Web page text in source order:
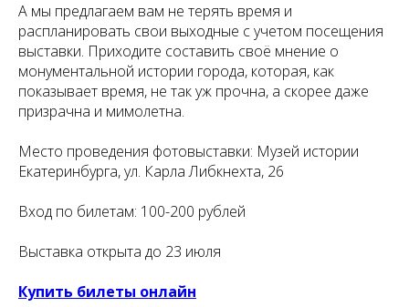
А мы предлагаем вам не терять время и
распланировать свои выходные с учетом посещения
выставки. Приходите составить своё мнение о
монументальной истории города, которая, как
показывает время, не так уж прочна, а скорее даже
призрачна и мимолетна.
Место проведения фотовыставки: Музей истории
Екатеринбурга, ул. Карла Либкнехта, 26
Вход по билетам: 100-200 рублей
Выставка открыта до 23 июля
Купить билеты онлайн